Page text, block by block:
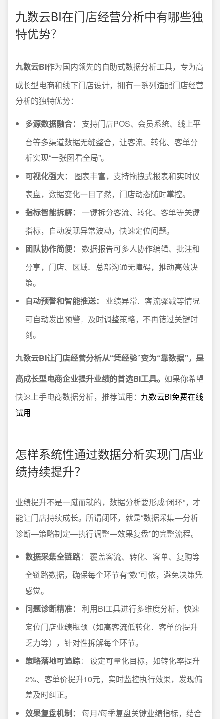
九数云BI在门店经营分析中有哪些独
特优势？
九数云BI作为国内领先的自助式数据分析工具，专为高
成长型电商和线下门店设计，拥有一系列适配门店经营
分析的独特优势：
多源数据融合：
支持门店POS、会员系统、线上平
台等多渠道数据无缝整合，让客流、转化、客单分
析实现“一张图看全局”。
可视化强大：
图表丰富，支持拖拽式报表和实时仪
表盘，数据变化一目了然，门店动态随时掌控。
指标智能拆解：
一键拆分客流、转化、客单等关键
指标，自动发现异常波动，快速定位问题。
团队协作简便：
数据报告可多人协作编辑、批注和
分享，门店、区域、总部沟通无障碍，推动高效决
策。
自动预警和智能推送：
业绩异常、客流骤减等情况
可自动发出预警，及时调整策略，不再错过关键时
刻。
九数云BI让门店经营分析从“凭经验”变为“靠数据”，是
高成长型电商企业提升业绩的首选BI工具。 如果你希望
快速上手电商数据分析，推荐试用： 九数云BI免费在线
试用
怎样系统性通过数据分析实现门店业
绩持续提升？
业绩提升不是一蹴而就的，数据分析要形成“闭环”，才
能让门店持续成长。所谓闭环，就是“数据采集—分析
诊断—策略制定—执行调整—效果复盘”的完整流程。
数据采集全链路：
覆盖客流、转化、客单、复购等
全链路数据，确保每个环节有“数”可依，避免决策凭
感觉。
问题诊断精准：
利用BI工具进行多维度分析，快速
定位门店业绩瓶颈（如高客流低转化、客单价提升
乏力等），针对性拆解每个环节。
策略落地可追踪：
设定可量化目标，如转化率提升
2%、客单价提升10元，实时监控执行效果，发现偏
差及时纠正。
效果复盘机制：
每月/每季复盘关键业绩指标，结合